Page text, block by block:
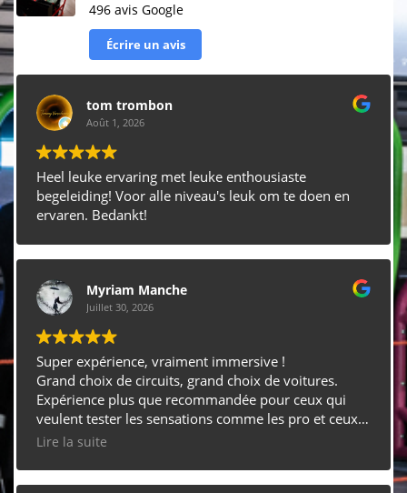
496 avis Google
Écrire un avis
tom trombon
Août 1, 2026
Heel leuke ervaring met leuke enthousiaste
begeleiding! Voor alle niveau's leuk om te doen en
ervaren. Bedankt!
Myriam Manche
Juillet 30, 2026
Super expérience, vraiment immersive !
Grand choix de circuits, grand choix de voitures.
Expérience plus que recommandée pour ceux qui
veulent tester les sensations comme les pro et ceux
qui sont plus aguerris.
Accueil extra ! Merci beaucoup ! Très agréable !
Lire la suite